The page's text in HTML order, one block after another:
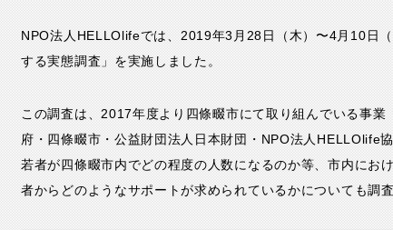
NPO法人HELLOlifeでは、2019年3月28日（木）〜4月10日
する実態調査」を実施しました。
この調査は、2017年度より四條畷市にて取り組んでいる事業
府・四條畷市・公益財団法人日本財団・NPO法人HELLOlife
若者が四條畷市内でどの程度の人数になるのか等、市内にお
者からどのようなサポートが求められているかについても調